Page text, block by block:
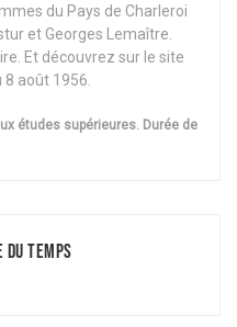
du Pays de Charleroi
et Georges Lemaître.
Et découvrez sur le site
août 1956.
études supérieures. Durée de
du temps